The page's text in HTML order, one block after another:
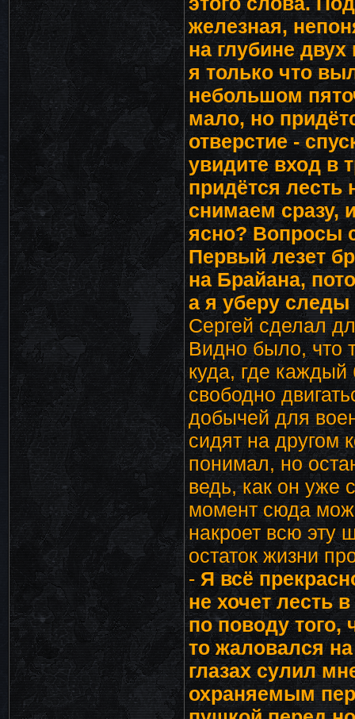
железная,
на глубине
я только что
небольшом
мало, но
отверстие -
увидите вход в
придётся лесть
снимаем сразу,
ясно? Вопросы
Первый лезет
на Брайана,
а я уберу следы
Сергей сделал
Видно было, что
куда, где
свободно
добычей для
сидят на другом
понимал, но
ведь, как он уже
момент сюда
накроет всю эту
остаток жизни
-Я всё
не хочет лесть
по поводу того,
то жаловался
глазах сулил
охраняемым